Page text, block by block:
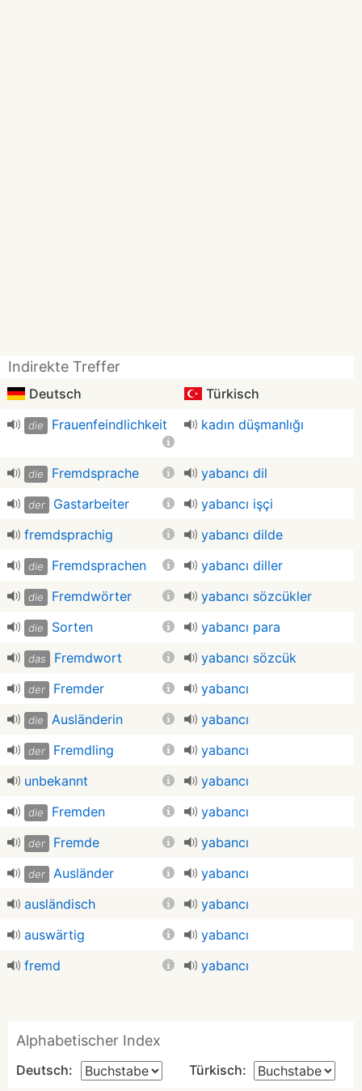
Indirekte Treffer
Deutsch Türkisch
die Frauenfeindlichkeit kadın düşmanlığı
die Fremdsprache yabancı dil
der Gastarbeiter
yabancı işçi
fremdsprachig
yabancı dilde
die Fremdsprachen yabancı diller
die Fremdwörter yabancı sözcükler
die Sorten yabancı para
das Fremdwort yabancı sözcük
der Fremder yabancı
die Ausländerin yabancı
der Fremdling
yabancı
unbekannt
yabancı
die Fremden yabancı
der Fremde yabancı
der Ausländer
yabancı
ausländisch
yabancı
auswärtig
yabancı
fremd
yabancı
Alphabetischer Index
Deutsch: Türkisch: